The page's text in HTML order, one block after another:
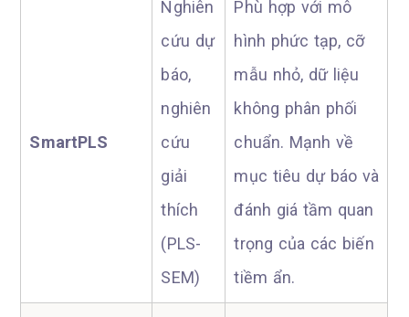
SmartPLS
Nghiên
cứu dự
báo,
nghiên
cứu
giải
thích
(PLS-
SEM)
Phù hợp với mô
hình phức tạp, cỡ
mẫu nhỏ, dữ liệu
không phân phối
chuẩn. Mạnh về
mục tiêu dự báo và
đánh giá tầm quan
trọng của các biến
tiềm ẩn.